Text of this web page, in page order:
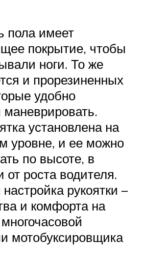
пола имеет
покрытие, чтобы
ноги. То же
и прорезиненных
удобно
установлена на
уровне, и ее можно
по высоте, в
от роста водителя.
рукоятки –
и комфорта на
мотобуксировщика